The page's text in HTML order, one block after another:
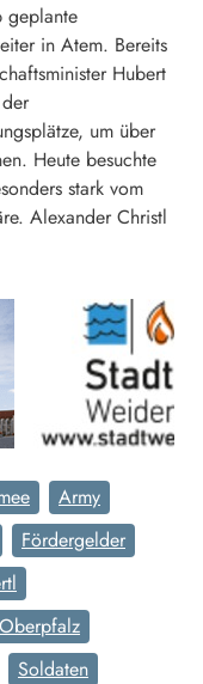
geplante
in Atem. Bereits
Hubert
um über
Heute besuchte
stark vom
Alexander Christl
Army
Fördergelder
Oberpfalz
Soldaten